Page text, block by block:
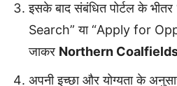
इसके बाद संबंधित पोर्टल के
Search” या “Apply for
जाकर Northern
अपनी इच्छा और योग्यता के